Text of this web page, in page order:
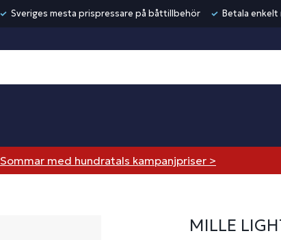
Sveriges mesta prispressare på båttillbehör Betala enkelt
Sommar med hundratals kampanjpriser >
MILLE